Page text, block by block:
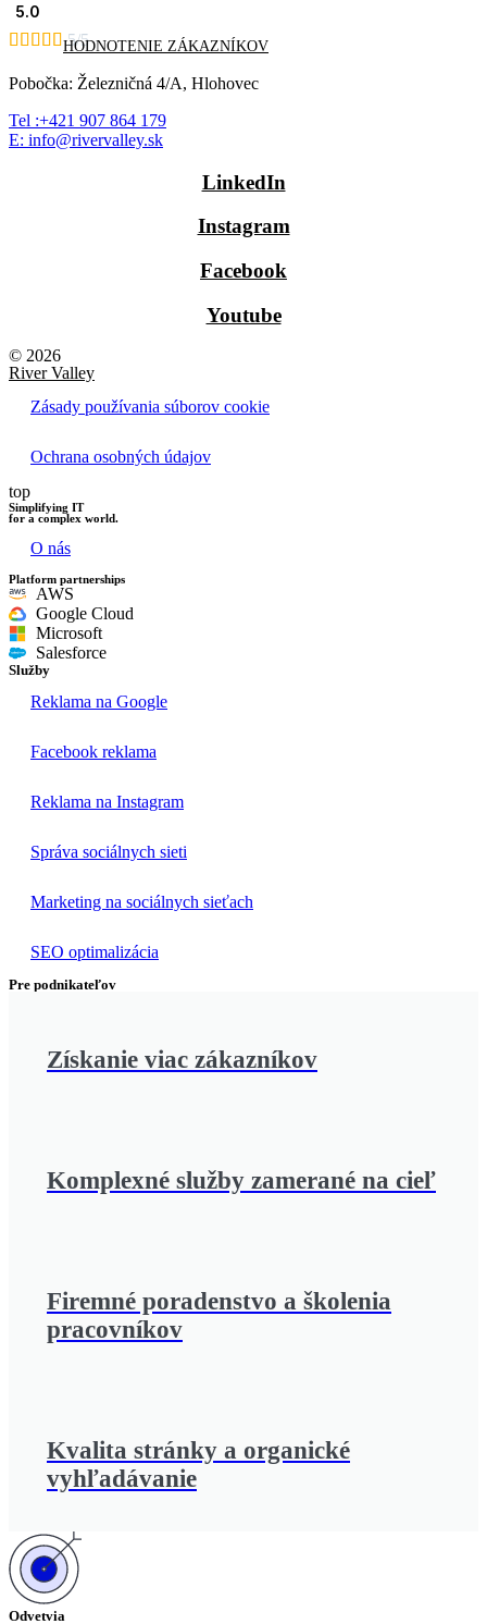
5.0
     5/5
HODNOTENIE ZÁKAZNÍKOV
Pobočka: Železničná 4/A, Hlohovec
Tel :+421 907 864 179
E: info@rivervalley.sk
LinkedIn
Instagram
Facebook
Youtube
© 2026
River Valley
Zásady používania súborov cookie
Ochrana osobných údajov
top
Simplifying IT
for a complex world.
O nás
Platform partnerships
AWS
Google Cloud
Microsoft
Salesforce
Služby
Reklama na Google
Facebook reklama
Reklama na Instagram
Správa sociálnych sieti
Marketing na sociálnych sieťach
SEO optimalizácia
Pre podnikateľov
Získanie viac zákazníkov
Komplexné služby zamerané na cieľ
Firemné poradenstvo a školenia
pracovníkov
Kvalita stránky a organické
vyhľadávanie
Odvetvia